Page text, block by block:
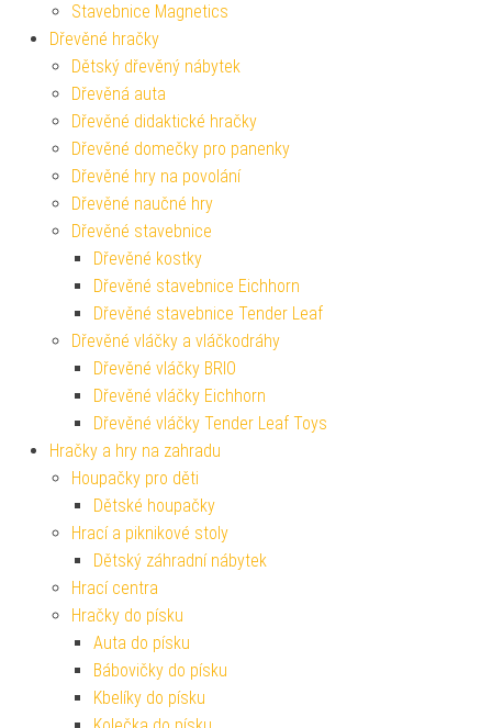
Stavebnice Magnetics
Dřevěné hračky
Dětský dřevěný nábytek
Dřevěná auta
Dřevěné didaktické hračky
Dřevěné domečky pro panenky
Dřevěné hry na povolání
Dřevěné naučné hry
Dřevěné stavebnice
Dřevěné kostky
Dřevěné stavebnice Eichhorn
Dřevěné stavebnice Tender Leaf
Dřevěné vláčky a vláčkodráhy
Dřevěné vláčky BRIO
Dřevěné vláčky Eichhorn
Dřevěné vláčky Tender Leaf Toys
Hračky a hry na zahradu
Houpačky pro děti
Dětské houpačky
Hrací a piknikové stoly
Dětský záhradní nábytek
Hrací centra
Hračky do písku
Auta do písku
Bábovičky do písku
Kbelíky do písku